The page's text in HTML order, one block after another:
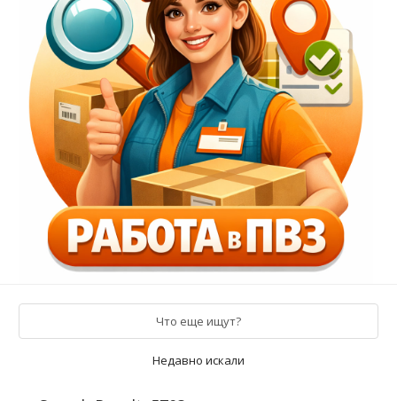
Что еще ищут?
Недавно искали